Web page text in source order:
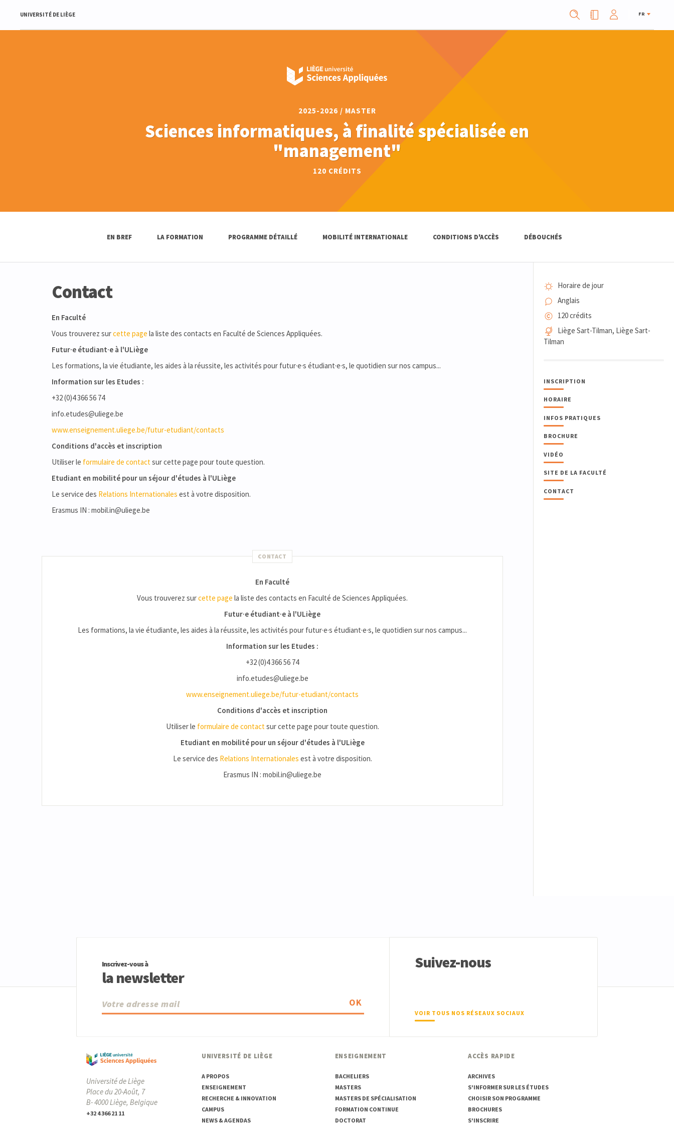
UNIVERSITÉ DE LIÈGE FR
2025-2026 / MASTER
Sciences informatiques, à finalité spécialisée en
"management"
120 CRÉDITS
EN BREF LA FORMATION PROGRAMME DÉTAILLÉ MOBILITÉ INTERNATIONALE CONDITIONS D'ACCÈS DÉBOUCHÉS
Horaire de jour
Anglais
120 crédits
Liège Sart-Tilman, Liège Sart-
Tilman
INSCRIPTION
HORAIRE
INFOS PRATIQUES
BROCHURE
VIDÉO
SITE DE LA FACULTÉ
CONTACT
Contact
En Faculté
Vous trouverez surcette page la liste des contacts en Faculté de Sciences Appliquées.
Futur·e étudiant·e à l'ULiège
Les formations, la vie étudiante, les aides à la réussite, les activités pour futur·e·s étudiant·e·s, le quotidien sur nos campus...
Information sur les Etudes :
+32 (0)4 366 56 74
info.etudes@uliege.be
www.enseignement.uliege.be/futur-etudiant/contacts
Conditions d'accès et inscription
Utiliser le formulaire de contact sur cette page pour toute question.
Etudiant en mobilité pour un séjour d'études à l'ULiège
Le service des Relations Internationales est à votre disposition.
Erasmus IN : mobil.in@uliege.be
CONTACT
En Faculté
Vous trouverez surcette page la liste des contacts en Faculté de Sciences Appliquées.
Futur·e étudiant·e à l'ULiège
Les formations, la vie étudiante, les aides à la réussite, les activités pour futur·e·s étudiant·e·s, le quotidien sur nos campus...
Information sur les Etudes :
+32 (0)4 366 56 74
info.etudes@uliege.be
www.enseignement.uliege.be/futur-etudiant/contacts
Conditions d'accès et inscription
Utiliser le formulaire de contact sur cette page pour toute question.
Etudiant en mobilité pour un séjour d'études à l'ULiège
Le service des Relations Internationales est à votre disposition.
Erasmus IN : mobil.in@uliege.be
Inscrivez-vous à
la newsletter
OK
Suivez-nous
VOIR TOUS NOS RÉSEAUX SOCIAUX
Université de Liège
Place du 20-Août, 7
B- 4000 Liège, Belgique
+32 4 366 21 11
UNIVERSITÉ DE LIÈGE
A PROPOS
ENSEIGNEMENT
RECHERCHE & INNOVATION
CAMPUS
NEWS & AGENDAS
ENSEIGNEMENT
BACHELIERS
MASTERS
MASTERS DE SPÉCIALISATION
FORMATION CONTINUE
DOCTORAT
ACCÈS RAPIDE
ARCHIVES
S'INFORMER SUR LES ÉTUDES
CHOISIR SON PROGRAMME
BROCHURES
S'INSCRIRE